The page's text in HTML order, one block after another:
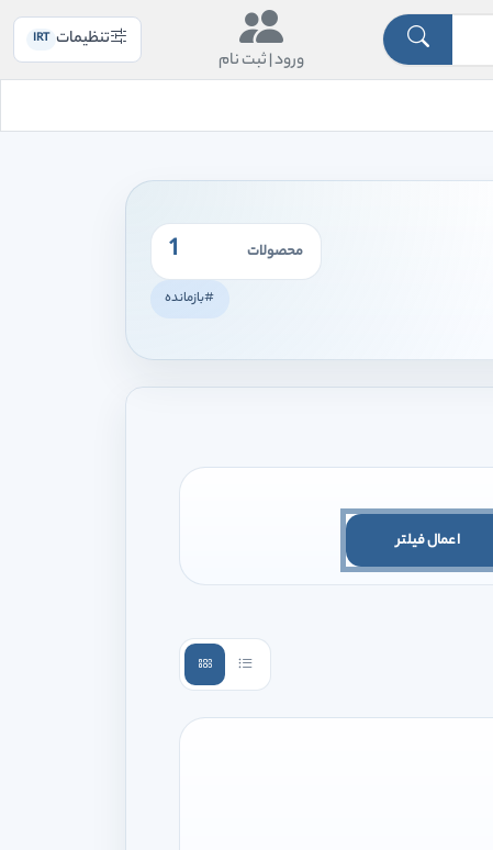
ورود |ثبت نام
تنظیمات IRT
محصولات 1
#بازمانده
اعمال فیلتر